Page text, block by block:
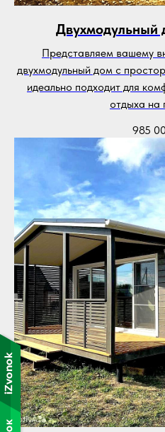
Двухмодульный
Представляем вашему
двухмодульный дом с
идеально подходит для
отдыха на
985